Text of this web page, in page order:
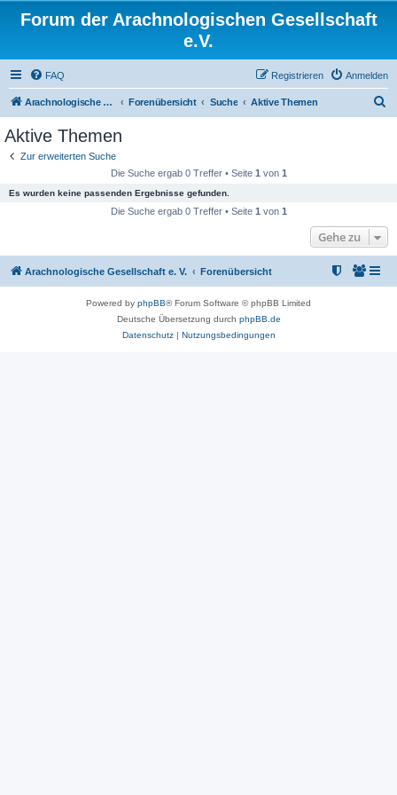
Forum der Arachnologischen Gesellschaft
e.V.
FAQ Anmelden
Registrieren
Arachnologische Gesellschaft e. V. Forenübersicht Suche Aktive Themen
Aktive Themen
Zur erweiterten Suche
Die Suche ergab 0 Treffer • Seite 1 von 1
Es wurden keine passenden Ergebnisse gefunden.
Die Suche ergab 0 Treffer • Seite 1 von 1
Gehe zu
Arachnologische Gesellschaft e. V. Forenübersicht
Powered by phpBB® Forum Software © phpBB Limited
Deutsche Übersetzung durch phpBB.de
Datenschutz| Nutzungsbedingungen